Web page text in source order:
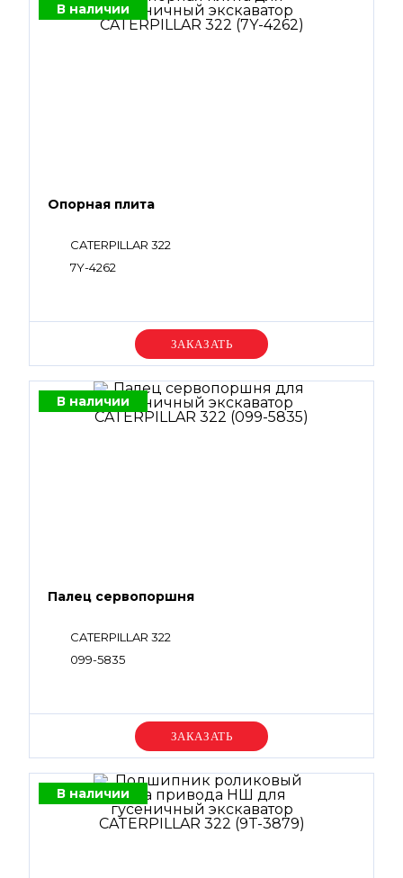
В наличии
Опорная плита
CATERPILLAR 322
7Y-4262
Уточняйте цену
В наличии
Палец сервопоршня
CATERPILLAR 322
099-5835
Уточняйте цену
В наличии